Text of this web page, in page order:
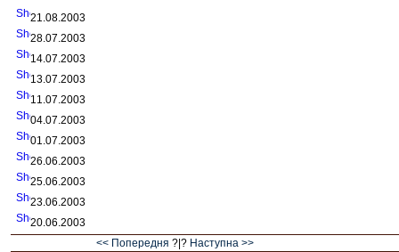
21.08.2003
28.07.2003
14.07.2003
13.07.2003
11.07.2003
04.07.2003
01.07.2003
26.06.2003
25.06.2003
23.06.2003
20.06.2003
<< Попередня ?|? Наступна >>